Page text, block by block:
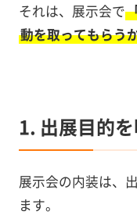
それは、展示会で
動を取ってもらう
1. 出展目的
展示会の内装は、
ます。